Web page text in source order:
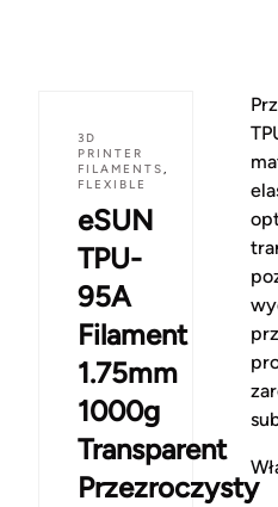
3D
PRINTER
FILAMENTS,
FLEXIBLE
eSUN
TPU-
95A
Filament
1.75mm
1000g
Transparent
Przezroczysty